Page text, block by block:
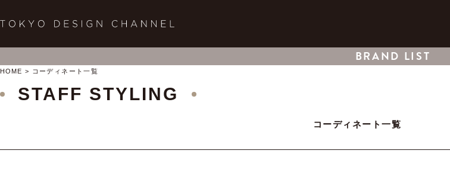
BRAND LIST
HOME コーディネート一覧
STAFF STYLING
コーディネート一覧